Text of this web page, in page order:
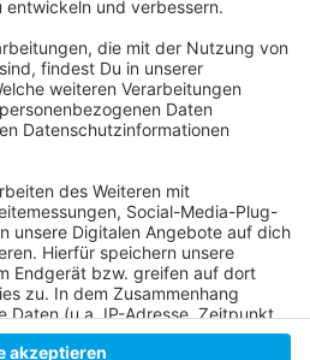
Jahr über den